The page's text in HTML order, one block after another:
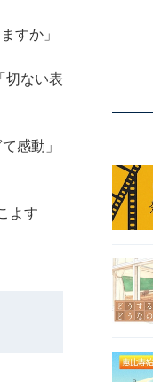
すか」
切ない表
感動」
よす